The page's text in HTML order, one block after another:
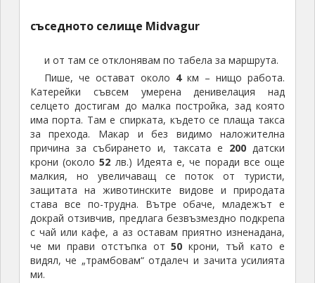
съседното селище Midvagur
и от там се отклонявам по табела за маршрута.
Пише, че остават около 4км – нищо работа.
Катерейки съвсем умерена денивелация над
селцето достигам до малка постройка, зад която
има порта. Там е спирката, където се плаща такса
за прехода. Макар и без видимо наложителна
причина за събирането и, таксата е 200датски
крони (около52 лв.) Идеята е, че поради все още
малкия, но увеличаващ се поток от туристи,
защитата на животинските видове и природата
става все по-трудна. Вътре обаче, младежът е
докрай отзивчив, предлага безвъзмездно подкрепа
с чай или кафе, а аз оставам приятно изненадана,
че ми прави отстъпка от50 крони, тъй като е
видял, че „трамбовам“ отдалеч и зачита усилията
ми.